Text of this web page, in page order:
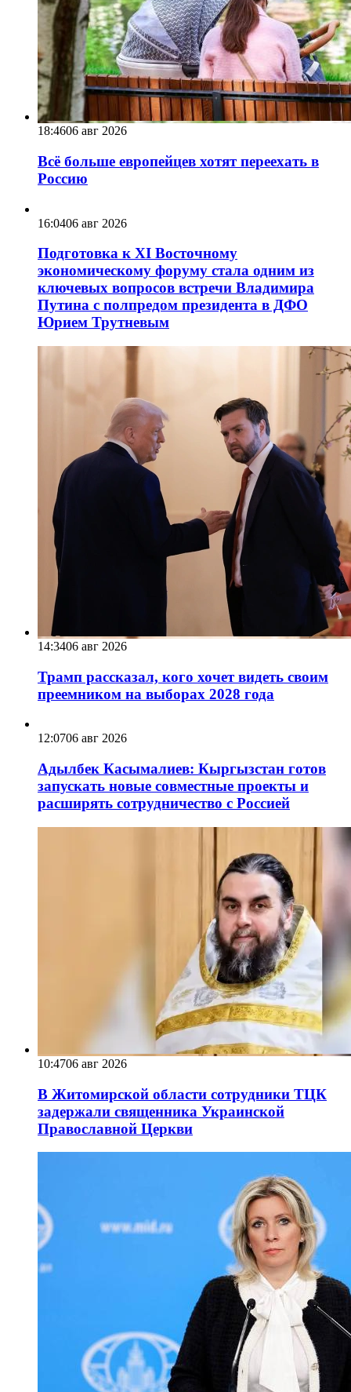
18:4606 авг 2026
Всё больше европейцев хотят переехать в
Россию
16:0406 авг 2026
Подготовка к XI Восточному
экономическому форуму стала одним из
ключевых вопросов встречи Владимира
Путина с полпредом президента в ДФО
Юрием Трутневым
14:3406 авг 2026
Трамп рассказал, кого хочет видеть своим
преемником на выборах 2028 года
12:0706 авг 2026
Адылбек Касымалиев: Кыргызстан готов
запускать новые совместные проекты и
расширять сотрудничество с Россией
10:4706 авг 2026
В Житомирской области сотрудники ТЦК
задержали священника Украинской
Православной Церкви